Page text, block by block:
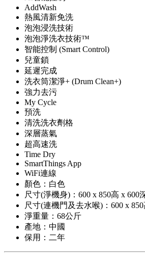
AddWash
熱風清新免洗
泡泡浸洗技術
泡泡淨洗衣技術™
智能控制 (Smart Control)
兒童鎖
延遲完成
洗衣筒潔淨+ (Drum Clean+)
強力去污
My Cycle
預洗
清洗洗衣劑格
深層蒸氣
超高速洗
Time Dry
SmartThings App
WiFi連線
顏色：白色
尺寸(淨機身)：600 x 850高 x 600
尺寸(連機門及去水喉)：600 x
淨重量：68公斤
產地：中國
保用：二年